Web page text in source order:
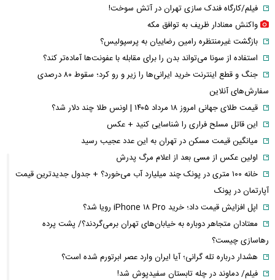
فیلم/کارگاه فندک سازی تهران در آتش سوخت!
واکنش معنادار ظریف به توافق مکه
بازگشت غیرمنتظره رامین رضاییان به پرسپولیس؟
استفاده از سونا می‌تواند بدن را برای مقابله با عفونت‌ها آماده‌تر کند؟
جنگ و قطع اینترنت خرید ایرانی‌ها را زیر و رو کرد؛ سقوط ۸۰ درصدی
سفارش‌های آنلاین
قیمت طلای جهانی امروز ۱۸ مرداد ۱۴۰۵ | اونس طلا چند دلار شد؟
این قاتل مسلح فراری را شناسایی کنید + عکس
میانگین قیمت مسکن در تهران به این عدد عجیب رسید
اولین عکس از مسی بعد از اعلام مرگ پدرش
خانه ۱۰۰ متری در پونک چند میلیارد آب می‌خورد؟ + جدول جدیدترین قیمت
آپارتمان در پونک
اپل افزایش قیمت داد؛ خرید iPhone ۱۸ Pro رویا شد؟
معتادان متجاهر دوباره به خیابان‌های تهران برمی‌گردند؟/ پشت پرده
رهاسازی چیست؟
هشدار درباره تله گرانی؛ آیا ایران وارد عصر ابرتورم شده است؟
فیلم/ دماوند در چله تابستان سفیدپوش شد!